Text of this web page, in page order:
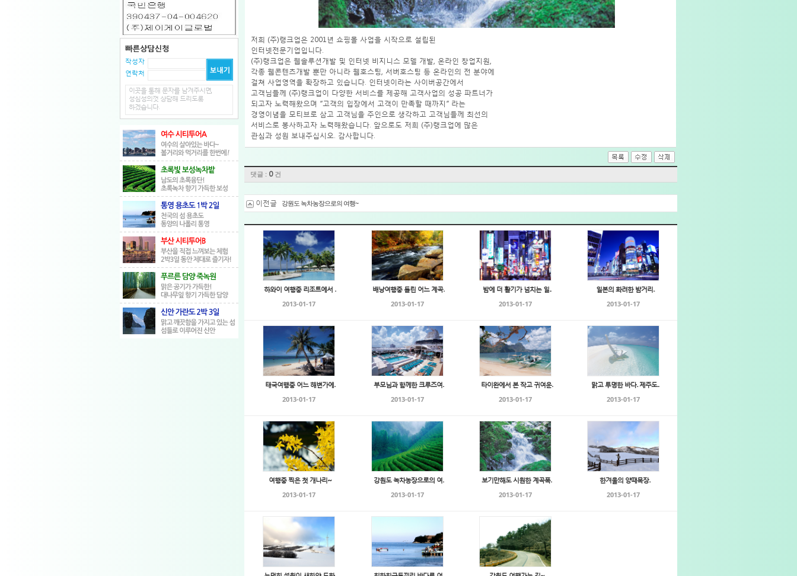
작성자
연락처
이곳을 통해 문자를 남겨주시면,
성심성의껏 상담해 드리도록
하겠습니다.
저희 (주)랭크업은 2001년 쇼핑몰 사업을 시작으로 설립된
인터넷전문기업입니다.
(주)랭크업은 웹솔루션개발 및 인터넷 비지니스 모델 개발, 온라인 창업지원,
각종 웹콘텐츠개발 뿐만 아니라 웹호스팅, 서버호스팅 등 온라인의 전 분야에
걸쳐 사업영역을 확장하고 있습니다. 인터넷이라는 사이버공간에서
고객님들께 (주)랭크업이 다양한 서비스를 제공해 고객사업의 성공 파트너가
되고자 노력해왔으며 “고객의 입장에서 고객이 만족할 때까지” 라는
경영이념을 모티브로 삼고 고객님을 주인으로 생각하고 고객님들께 최선의
서비스로 봉사하고자 노력해왔습니다. 앞으로도 저희 (주)랭크업에 많은
관심과 성원 보내주십시오. 감사합니다.
댓글 : 0건
이전글 강원도 녹차농장으로의 여행~
하와이 여행중 리조트에서 ...
2013-01-17
배낭여행중 들린 어느 계곡...
2013-01-17
밤에 더 활기가 넘치는 일...
2013-01-17
일본의 화려한 밤거리..
2013-01-17
태국여행중 어느 해변가에...
2013-01-17
부모님과 함께한 크루즈여...
2013-01-17
타이완에서 본 작고 귀여운...
2013-01-17
맑고 투명한 바다.. 제주도...
2013-01-17
여행중 찍은 첫 개나리~
2013-01-17
강원도 녹차농장으로의 여...
2013-01-17
보기만해도 시원한 계곡폭...
2013-01-17
한겨울의 양때목장..
2013-01-17